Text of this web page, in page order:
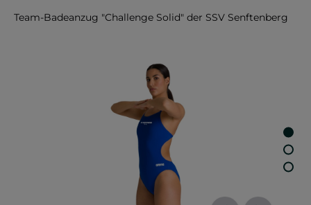
Team-Badeanzug "Challenge Solid" der SSV Senftenberg